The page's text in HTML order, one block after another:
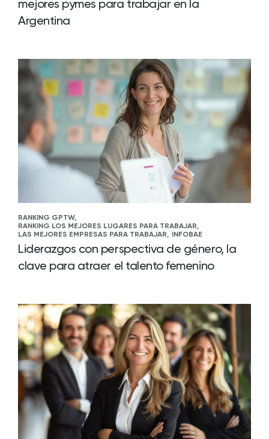
mejores pymes para trabajar en la
Argentina
RANKING GPTW,
RANKING LOS MEJORES LUGARES PARA TRABAJAR,
LAS MEJORES EMPRESAS PARA TRABAJAR, INFOBAE
Liderazgos con perspectiva de género, la
clave para atraer el talento femenino